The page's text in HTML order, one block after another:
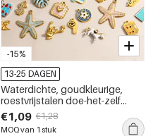
-15%
13-25 DAGEN
Waterdichte, goudkleurige,
roestvrijstalen doe-het-zelf
hangers in oceaanstijl
€1,09 €1,28
MOQ van 1 stuk